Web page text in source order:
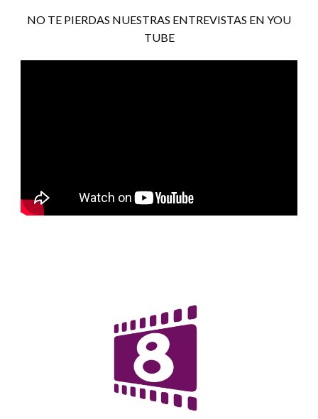
NO TE PIERDAS NUESTRAS ENTREVISTAS EN YOU
TUBE